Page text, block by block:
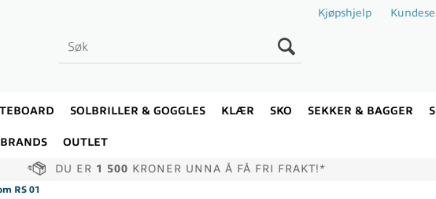
Kjøpshjelp
SOLBRILLER & GOGGLES KLÆR SKO SEKKER & BAGGER
BRANDS OUTLET
DU ER 1 500 KRONER UNNA Å FÅ FRI FRAKT!*
RS 01